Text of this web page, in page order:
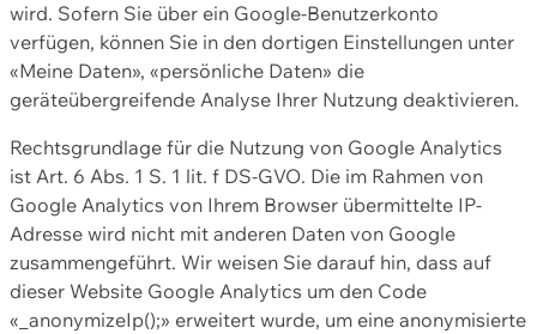
wird. Sofern Sie über ein Google-Benutzerkonto
verfügen, können Sie in den dortigen Einstellungen unter
«Meine Daten», «persönliche Daten» die
geräteübergreifende Analyse Ihrer Nutzung deaktivieren.
Rechtsgrundlage für die Nutzung von Google Analytics
ist Art. 6 Abs. 1 S. 1 lit. f DS-GVO. Die im Rahmen von
Google Analytics von Ihrem Browser übermittelte IP-
Adresse wird nicht mit anderen Daten von Google
zusammengeführt. Wir weisen Sie darauf hin, dass auf
dieser Website Google Analytics um den Code
«_anonymizeIp();» erweitert wurde, um eine anonymisierte